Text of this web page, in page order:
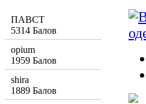
ПАВСТ
5314 Балов
opium
1959 Балов
shira
1889 Балов